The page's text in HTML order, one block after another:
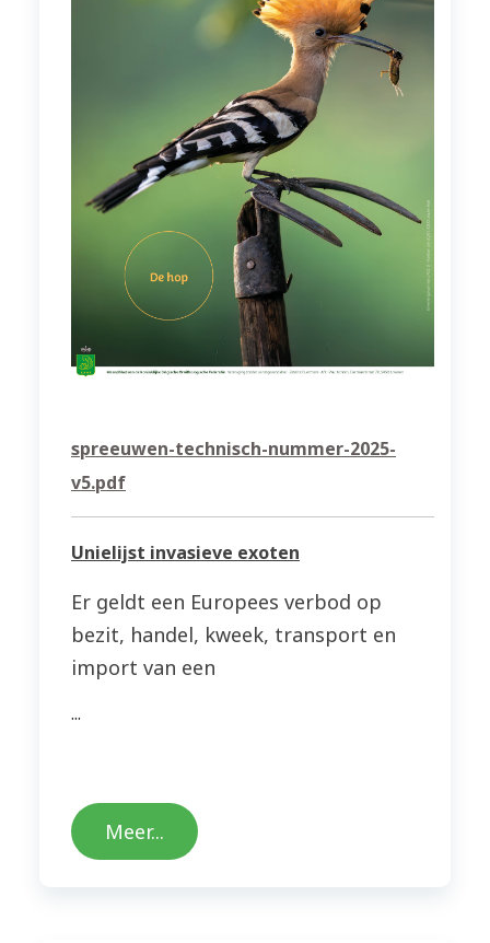
spreeuwen-technisch-nummer-2025-
v5.pdf
Unielijst invasieve exoten
Er geldt een Europees verbod op
bezit, handel, kweek, transport en
import van een
...
Meer...